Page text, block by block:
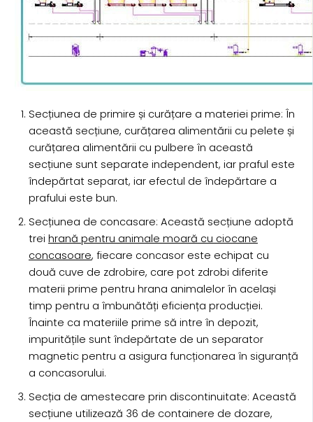
Secțiunea de primire și curățare a materiei prime: În
această secțiune, curățarea alimentării cu pelete și
curățarea alimentării cu pulbere în această
secțiune sunt separate independent, iar praful este
îndepărtat separat, iar efectul de îndepărtare a
prafului este bun.
Secțiunea de concasare: Această secțiune adoptă
trei hrană pentru animale moară cu ciocane
concasoare, fiecare concasor este echipat cu
două cuve de zdrobire, care pot zdrobi diferite
materii prime pentru hrana animalelor în același
timp pentru a îmbunătăți eficiența producției.
Înainte ca materiile prime să intre în depozit,
impuritățile sunt îndepărtate de un separator
magnetic pentru a asigura funcționarea în siguranță
a concasorului.
Secția de amestecare prin discontinuitate: Această
secțiune utilizează 36 de containere de dozare,